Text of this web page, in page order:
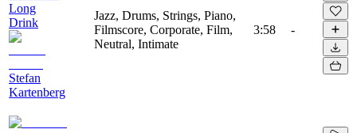
Long
Drink
Stefan
Kartenberg
Jazz, Drums, Strings, Piano,
Filmscore, Corporate, Film,
Neutral, Intimate
3:58 -